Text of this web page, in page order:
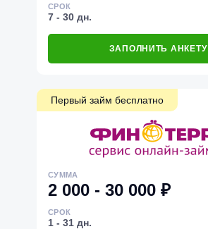
СРОК
7 - 30 дн.
ЗАПОЛНИТЬ АНКЕТУ
Первый займ бесплатно
СУММА
2 000 - 30 000 ₽
СРОК
1 - 31 дн.